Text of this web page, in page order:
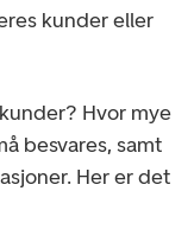
kunder eller
Hvor mye
besvares, samt
Her er det